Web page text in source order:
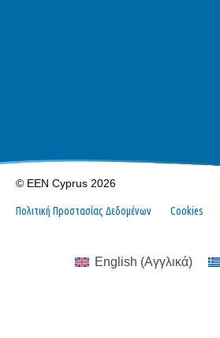
© EEN Cyprus 2026
Πολιτική Προστασίας Δεδομένων Cookies
English (Αγγλικά)